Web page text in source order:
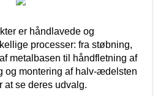
er håndlavede og
processer: fra støbning,
metalbasen til håndfletning af
og montering af halv-ædelsten
at se deres udvalg.